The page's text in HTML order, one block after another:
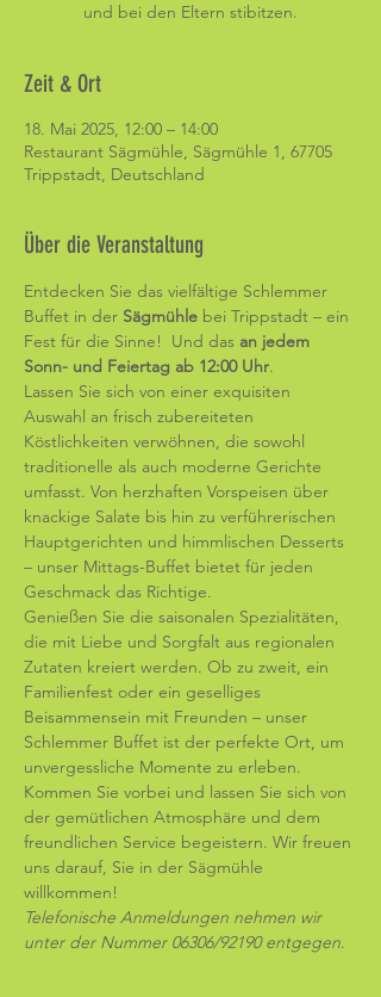
und bei den Eltern stibitzen.
Zeit & Ort
18. Mai 2025, 12:00 – 14:00
Restaurant Sägmühle, Sägmühle 1, 67705
Trippstadt, Deutschland
Über die Veranstaltung
Entdecken Sie das vielfältige Schlemmer
Buffet in der Sägmühle bei Trippstadt – ein
Fest für die Sinne!  Und das an jedem
Sonn- und Feiertag ab 12:00 Uhr.
Lassen Sie sich von einer exquisiten
Auswahl an frisch zubereiteten
Köstlichkeiten verwöhnen, die sowohl
traditionelle als auch moderne Gerichte
umfasst. Von herzhaften Vorspeisen über
knackige Salate bis hin zu verführerischen
Hauptgerichten und himmlischen Desserts
– unser Mittags-Buffet bietet für jeden
Geschmack das Richtige.
Genießen Sie die saisonalen Spezialitäten,
die mit Liebe und Sorgfalt aus regionalen
Zutaten kreiert werden. Ob zu zweit, ein
Familienfest oder ein geselliges
Beisammensein mit Freunden – unser
Schlemmer Buffet ist der perfekte Ort, um
unvergessliche Momente zu erleben.
Kommen Sie vorbei und lassen Sie sich von
der gemütlichen Atmosphäre und dem
freundlichen Service begeistern. Wir freuen
uns darauf, Sie in der Sägmühle
willkommen!
Telefonische Anmeldungen nehmen wir
unter der Nummer 06306/92190 entgegen.